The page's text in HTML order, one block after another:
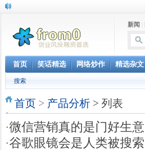
新闻
首页 笑话精选 网络炒作 精选杂文
搜索
首页 > 产品分析 > 列表
·微信营销真的是门好生意
·谷歌眼镜会是人类被搜